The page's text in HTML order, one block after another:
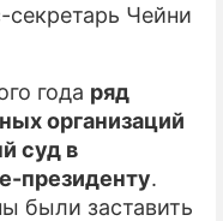
секретарь Чейни
года ряд
организаций
суд в
президенту.
были заставить